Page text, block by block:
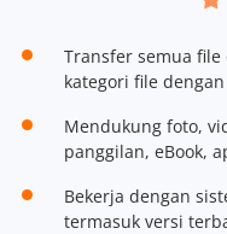
Transfer semua
kategori file
Mendukung foto,
panggilan, eBook,
Bekerja dengan
termasuk versi